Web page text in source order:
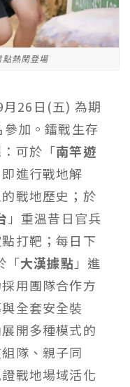
熱鬧登場
26日(五) 為期
加。鐳戰生存
可於「南竿遊
進行戰地解
戰地歷史；於
」重溫昔日官兵
打靶；每日下
「大漢據點」進
用團隊合作方
全套安全裝
開多種模式的
隊、親子同
戰地場域活化